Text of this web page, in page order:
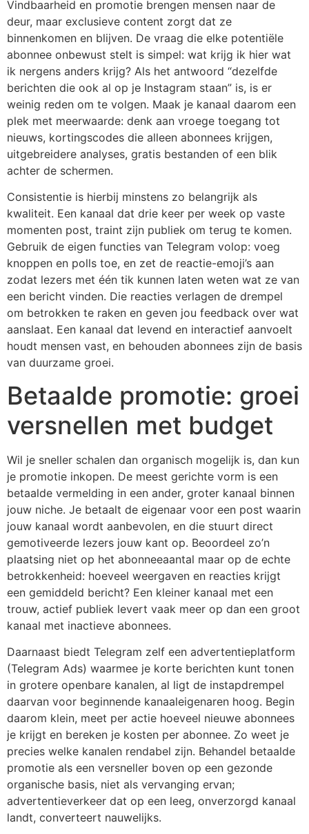
Vindbaarheid en promotie brengen mensen naar de
deur, maar exclusieve content zorgt dat ze
binnenkomen en blijven. De vraag die elke potentiële
abonnee onbewust stelt is simpel: wat krijg ik hier wat
ik nergens anders krijg? Als het antwoord “dezelfde
berichten die ook al op je Instagram staan” is, is er
weinig reden om te volgen. Maak je kanaal daarom een
plek met meerwaarde: denk aan vroege toegang tot
nieuws, kortingscodes die alleen abonnees krijgen,
uitgebreidere analyses, gratis bestanden of een blik
achter de schermen.
Consistentie is hierbij minstens zo belangrijk als
kwaliteit. Een kanaal dat drie keer per week op vaste
momenten post, traint zijn publiek om terug te komen.
Gebruik de eigen functies van Telegram volop: voeg
knoppen en polls toe, en zet de reactie-emoji’s aan
zodat lezers met één tik kunnen laten weten wat ze van
een bericht vinden. Die reacties verlagen de drempel
om betrokken te raken en geven jou feedback over wat
aanslaat. Een kanaal dat levend en interactief aanvoelt
houdt mensen vast, en behouden abonnees zijn de basis
van duurzame groei.
Betaalde promotie: groei
versnellen met budget
Wil je sneller schalen dan organisch mogelijk is, dan kun
je promotie inkopen. De meest gerichte vorm is een
betaalde vermelding in een ander, groter kanaal binnen
jouw niche. Je betaalt de eigenaar voor een post waarin
jouw kanaal wordt aanbevolen, en die stuurt direct
gemotiveerde lezers jouw kant op. Beoordeel zo’n
plaatsing niet op het abonneeaantal maar op de echte
betrokkenheid: hoeveel weergaven en reacties krijgt
een gemiddeld bericht? Een kleiner kanaal met een
trouw, actief publiek levert vaak meer op dan een groot
kanaal met inactieve abonnees.
Daarnaast biedt Telegram zelf een advertentieplatform
(Telegram Ads) waarmee je korte berichten kunt tonen
in grotere openbare kanalen, al ligt de instapdrempel
daarvan voor beginnende kanaaleigenaren hoog. Begin
daarom klein, meet per actie hoeveel nieuwe abonnees
je krijgt en bereken je kosten per abonnee. Zo weet je
precies welke kanalen rendabel zijn. Behandel betaalde
promotie als een versneller boven op een gezonde
organische basis, niet als vervanging ervan;
advertentieverkeer dat op een leeg, onverzorgd kanaal
landt, converteert nauwelijks.